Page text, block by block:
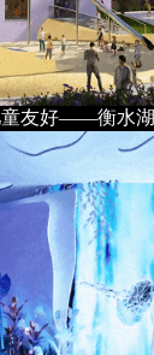
友好——衡水湖